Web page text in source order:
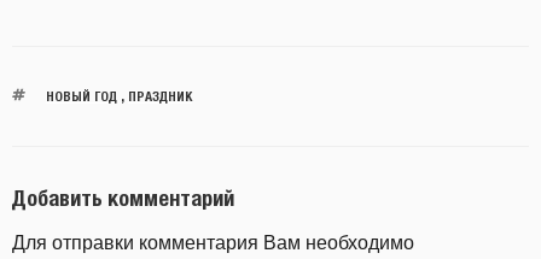
НОВЫЙ ГОД , ПРАЗДНИК
Добавить комментарий
Для отправки комментария Вам необходимо